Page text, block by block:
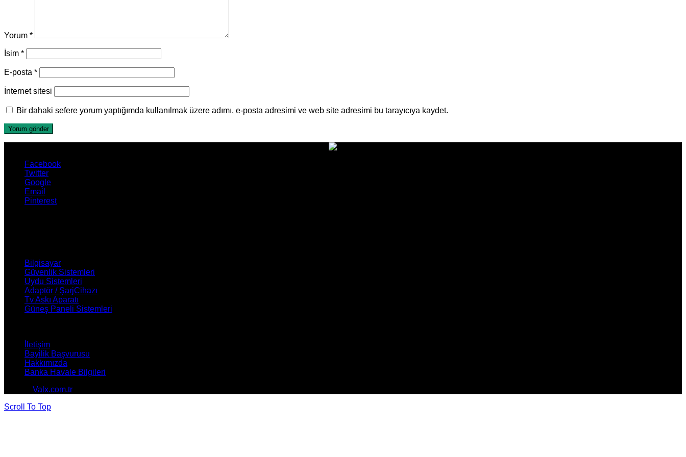
Yorum *
İsim *
E-posta *
İnternet sitesi
Bir dahaki sefere yorum yaptığımda kullanılmak üzere adımı, e-posta adresimi ve web site adresimi bu tarayıcıya kaydet.
Facebook
Twitter
Google
Email
Pinterest
Bilgisayar
Güvenlik Sistemleri
Uydu Sistemleri
Adaptör / ŞarjCihazı
Tv Askı Aparatı
Güneş Paneli Sistemleri
İletişim
Bayilik Başvurusu
Hakkımızda
Banka Havale Bilgileri
Valx.com.tr. All rights reserved
Scroll To Top